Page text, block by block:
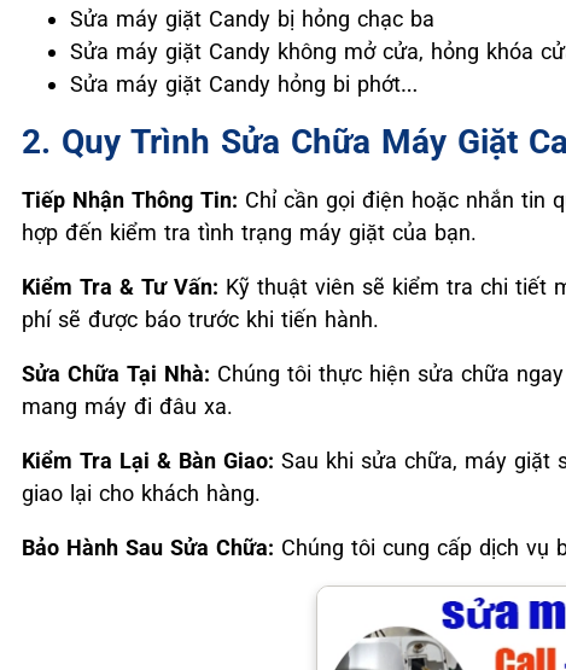
Sửa máy giặt Candy bị hỏng chạc ba
Sửa máy giặt Candy không mở cửa, hỏng khóa
Sửa máy giặt Candy hỏng bi phớt…
2. Quy Trình Sửa Chữa Máy Giặt
Tiếp Nhận Thông Tin: Chỉ cần gọi điện hoặc nhắn tin
hợp đến kiểm tra tình trạng máy giặt của bạn.
Kiểm Tra & Tư Vấn: Kỹ thuật viên sẽ kiểm tra chi tiết
phí sẽ được báo trước khi tiến hành.
Sửa Chữa Tại Nhà: Chúng tôi thực hiện sửa chữa
mang máy đi đâu xa.
Kiểm Tra Lại & Bàn Giao: Sau khi sửa chữa, máy giặt
giao lại cho khách hàng.
Bảo Hành Sau Sửa Chữa: Chúng tôi cung cấp dịch vụ